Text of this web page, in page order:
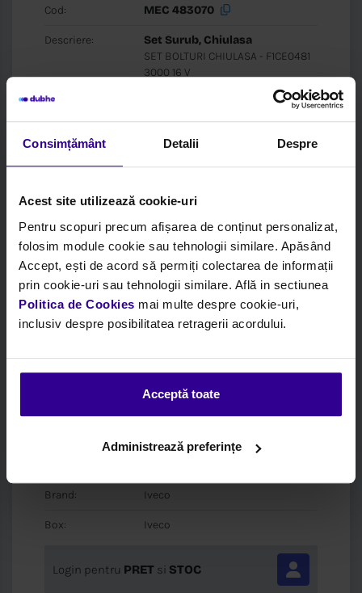
Consimțământ Detalii Despre
Acest site utilizează cookie-uri
Pentru scopuri precum afișarea de conținut personalizat,
folosim module cookie sau tehnologii similare. Apăsând
Accept, ești de acord să permiți colectarea de informații
prin cookie-uri sau tehnologii similare. Află in sectiunea
Politica de Cookies mai multe despre cookie-uri,
inclusiv despre posibilitatea retragerii acordului.
Acceptă toate
Administrează preferințe
Cod: MEC 483070
Descriere:
Set Surub, Chiulasa
SET BOLTURI CHIULASA - F1CE0481
3000 16 V
Brand:
Cod: 0000504081515
Surub Chiulasa
Brand: Iveco
Box: Iveco
Login pentru PRET si STOC